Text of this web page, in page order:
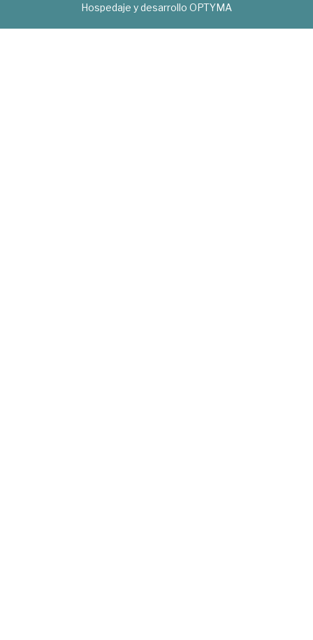
Hospedaje y desarrollo OPTYMA